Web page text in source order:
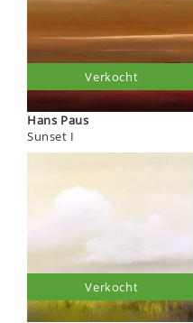
Hans Paus
Sunset I
Verkocht
Verkocht